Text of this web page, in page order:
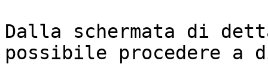
Dalla schermata di
possibile procedere